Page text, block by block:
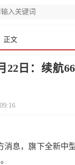
正文
22日：续航
息，旗下全新中型